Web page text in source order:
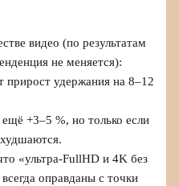
видео (по результатам
не меняется):
прирост удержания на 8–12
+3–5 %, но только если
«ультра-FullHD и 4K без
оправданы с точки